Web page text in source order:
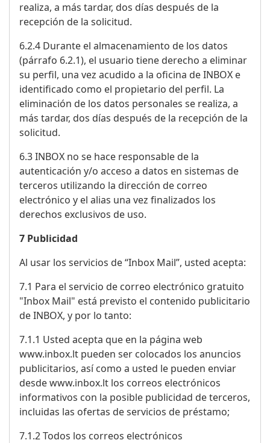
realiza, a más tardar, dos días después de la
recepción de la solicitud.
6.2.4 Durante el almacenamiento de los datos
(párrafo 6.2.1), el usuario tiene derecho a eliminar
su perfil, una vez acudido a la oficina de INBOX e
identificado como el propietario del perfil. La
eliminación de los datos personales se realiza, a
más tardar, dos días después de la recepción de la
solicitud.
6.3 INBOX no se hace responsable de la
autenticación y/o acceso a datos en sistemas de
terceros utilizando la dirección de correo
electrónico y el alias una vez finalizados los
derechos exclusivos de uso.
7 Publicidad
Al usar los servicios de “Inbox Mail”, usted acepta:
7.1 Para el servicio de correo electrónico gratuito
"Inbox Mail" está previsto el contenido publicitario
de INBOX, y por lo tanto:
7.1.1 Usted acepta que en la página web
www.inbox.lt pueden ser colocados los anuncios
publicitarios, así como a usted le pueden enviar
desde www.inbox.lt los correos electrónicos
informativos con la posible publicidad de terceros,
incluidas las ofertas de servicios de préstamo;
7.1.2 Todos los correos electrónicos